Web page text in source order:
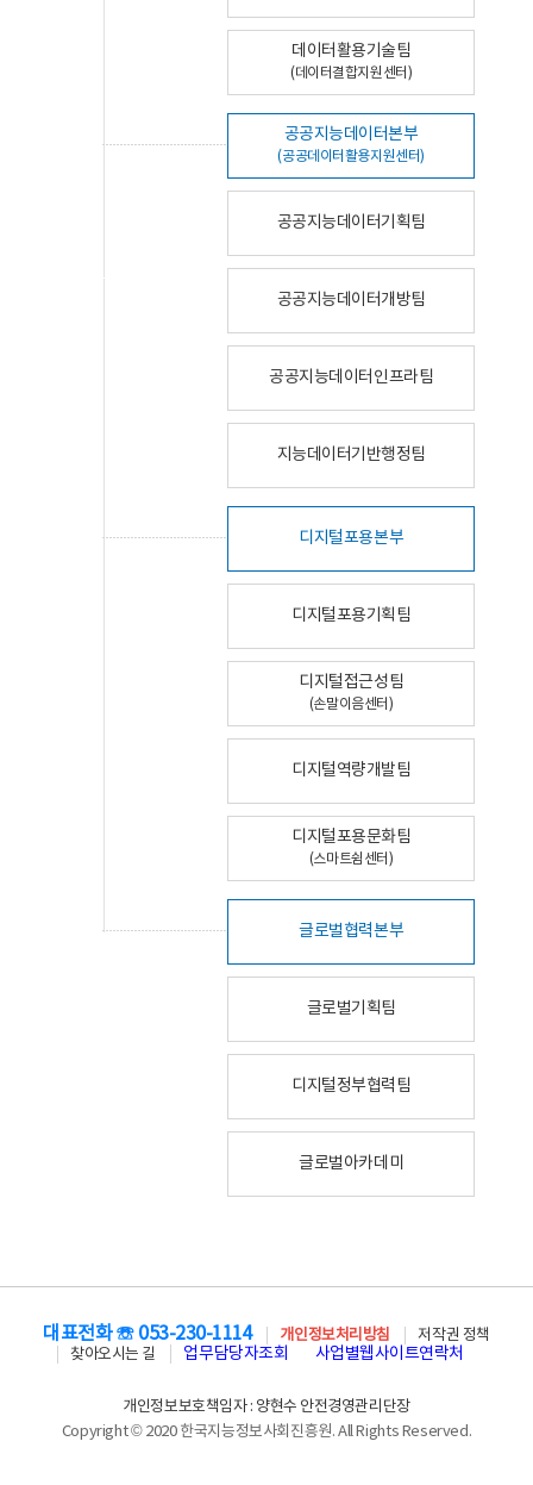
데이터활용기술팀
(데이터결합지원센터)
공공지능데이터본부
(공공데이터활용지원센터)
공공지능데이터기획팀
공공지능데이터개방팀
공공지능데이터인프라팀
지능데이터기반행정팀
디지털포용본부
디지털포용기획팀
디지털접근성팀
(손말이음센터)
디지털역량개발팀
디지털포용문화팀
(스마트쉼센터)
글로벌협력본부
글로벌기획팀
디지털정부협력팀
글로벌아카데미
대표전화 ☏ 053-230-1114 개인정보처리방침
저작권 정책
찾아오시는 길
업무담당자조회 사업별웹사이트연락처
개인정보보호책임자 : 양현수 안전경영관리단장
Copyright © 2020 한국지능정보사회진흥원. All Rights Reserved.